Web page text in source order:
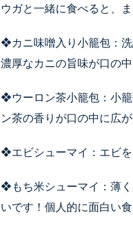
ウガと一緒に食べると、
❖カニ味噌入り小籠包：
濃厚なカニの旨味が口の中
❖ウーロン茶小籠包：小
ン茶の香りが口の中に広
❖エビシューマイ：エビ
❖もち米シューマイ：薄
いです！個人的に面白い